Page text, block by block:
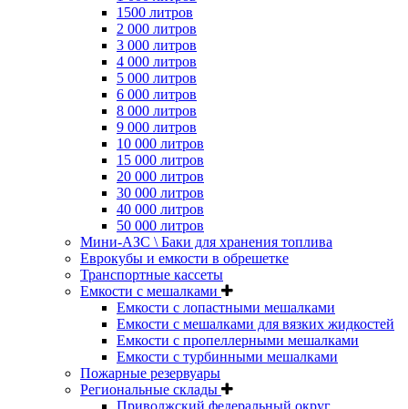
1500 литров
2 000 литров
3 000 литров
4 000 литров
5 000 литров
6 000 литров
8 000 литров
9 000 литров
10 000 литров
15 000 литров
20 000 литров
30 000 литров
40 000 литров
50 000 литров
Мини-АЗС \ Баки для хранения топлива
Еврокубы и емкости в обрешетке
Транспортные кассеты
Емкости с мешалками
Емкости с лопастными мешалками
Емкости с мешалками для вязких жидкостей
Емкости с пропеллерными мешалками
Емкости с турбинными мешалками
Пожарные резервуары
Региональные склады